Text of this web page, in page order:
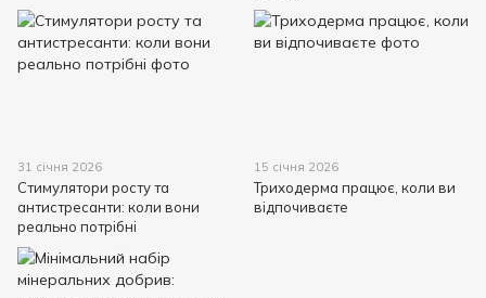
31 січня 2026
Стимулятори росту та
антистресанти: коли вони
реально потрібні
15 січня 2026
Триходерма працює, коли ви
відпочиваєте